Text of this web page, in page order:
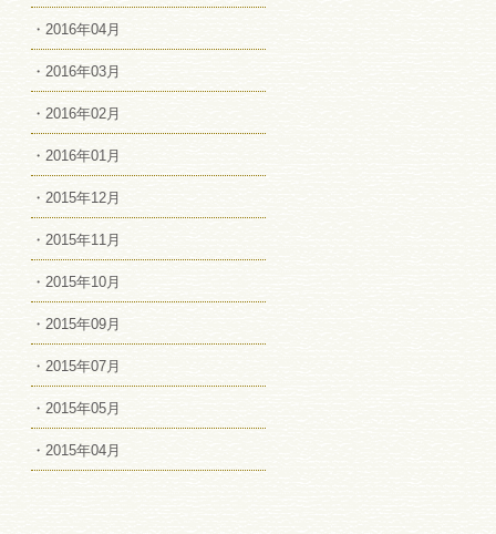
・2016年04月
・2016年03月
・2016年02月
・2016年01月
・2015年12月
・2015年11月
・2015年10月
・2015年09月
・2015年07月
・2015年05月
・2015年04月